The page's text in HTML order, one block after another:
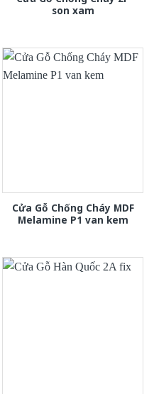
son xam
Cửa Gỗ Chống Cháy MDF
Melamine P1 van kem